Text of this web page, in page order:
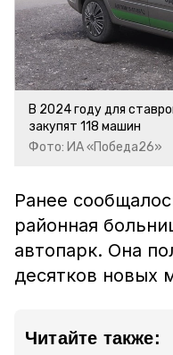
В 2024 году для
закупят 118 машин
Фото: ИА «Победа26»
Ранее
районная
автопарк. Она
десятков
Читайте также: